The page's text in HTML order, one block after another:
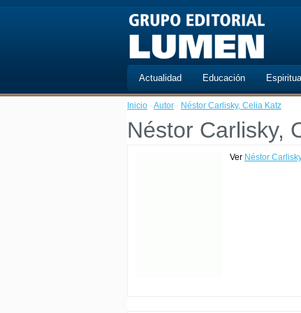
Actualidad Educación
Inicio · Autor · Néstor Carlisky, Celia Katz
Néstor Carlisky,
Ver Néstor